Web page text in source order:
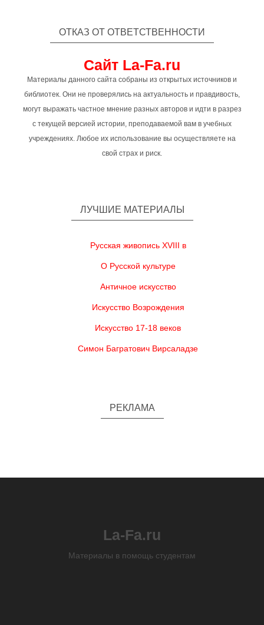
ОТКАЗ ОТ ОТВЕТСТВЕННОСТИ
Сайт La-Fa.ru
Материалы данного сайта собраны из открытых источников и
библиотек. Они не проверялись на актуальность и правдивость,
могут выражать частное мнение разных авторов и идти в разрез
с текущей версией истории, преподаваемой вам в учебных
учреждениях. Любое их использование вы осуществляете на
свой страх и риск.
ЛУЧШИЕ МАТЕРИАЛЫ
Русская живопись XVIII в
О Русской культуре
Античное искусство
Искусство Возрождения
Искусство 17-18 веков
Симон Багратович Вирсаладзе
РЕКЛАМА
La-Fa.ru
Материалы в помощь студентам